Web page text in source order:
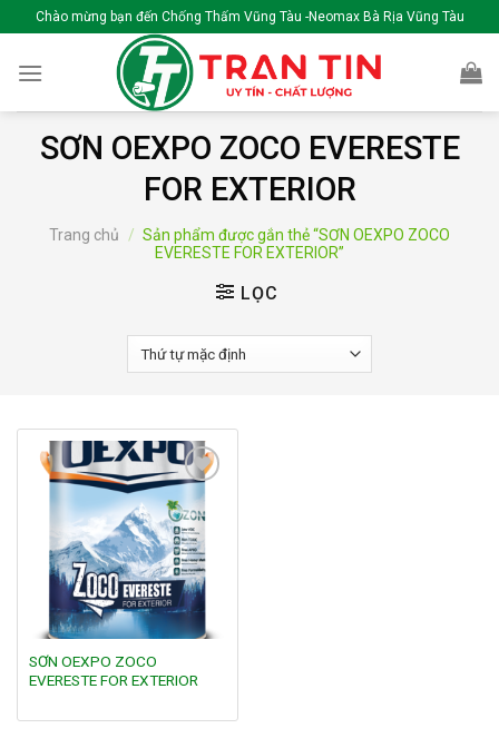
to
content
Chào mừng bạn đến Chống Thấm Vũng Tàu -Neomax Bà Rịa Vũng Tàu
SƠN OEXPO ZOCO EVERESTE
FOR EXTERIOR
Trang chủ / Sản phẩm được gắn thẻ “SƠN OEXPO ZOCO
EVERESTE FOR EXTERIOR”
LỌC
Add to
wishlist
SƠN OEXPO ZOCO
EVERESTE FOR EXTERIOR